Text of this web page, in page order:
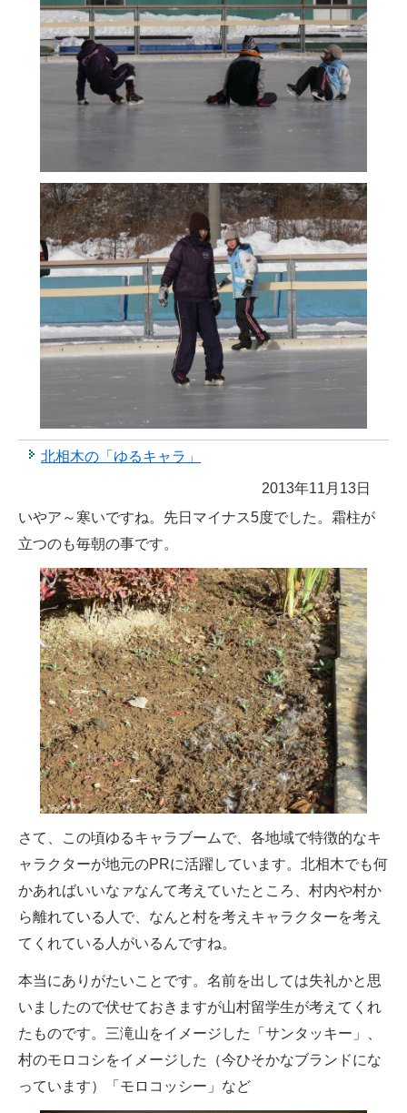
北相木の「ゆるキャラ」
2013年11月13日
いやア～寒いですね。先日マイナス5度でした。霜柱が
立つのも毎朝の事です。
さて、この頃ゆるキャラブームで、各地域で特徴的なキ
ャラクターが地元のPRに活躍しています。北相木でも何
かあればいいなァなんて考えていたところ、村内や村か
ら離れている人で、なんと村を考えキャラクターを考え
てくれている人がいるんですね。
本当にありがたいことです。名前を出しては失礼かと思
いましたので伏せておきますが山村留学生が考えてくれ
たものです。三滝山をイメージした「サンタッキー」、
村のモロコシをイメージした（今ひそかなブランドにな
っています）「モロコッシー」など